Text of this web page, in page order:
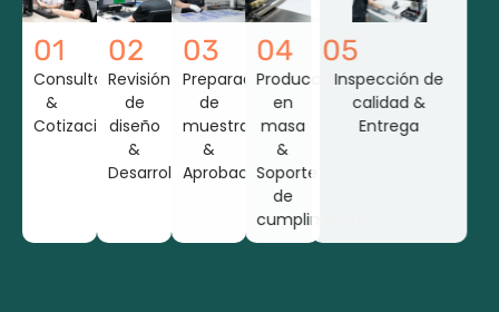
01
Consulta
&
Cotización
02
Revisión
de
diseño
&
Desarrollo
03
Preparación
de
muestra
&
Aprobación
04
Producción
en
masa
&
Soporte
de
cumplimiento
05
Inspección de
calidad &
Entrega